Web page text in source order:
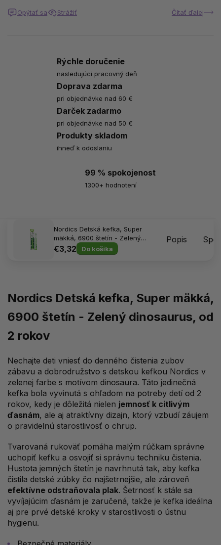
Čítať ďalej
Opýtať sa Strážiť
Rýchle doručenie
nasledujúci pracovný deň
Doprava zdarma
pri objednávke nad 60 €
Darček zadarmo
pri objednávke nad 50 €
Produkty skladom
ihneď k odoslaniu
99 % spokojenost
1300+ hodnotení
Nordics Detská kefka, Super
mäkká, 6900 štetín - Zelený
dinosaurus, od 2 rokov
€3,32 Do košíka
Popis
Nordics Detská kefka, Super mäkká,
6900 štetín - Zelený dinosaurus, od
2 rokov
Nechajte deti vniesť do denného čistenia zubov
zábavu a dobrodružstvo s detskou kefkou Nordics v
zelenej farbe s motívom dinosaura. Táto jedinečná
kefka bola vyvinutá s ohľadom na potreby detí od 2
rokov, kedy je dôležitá nielen jemnosť k citlivým
ďasnám, ale aj atraktívny dizajn, ktorý vzbudí záujem
o pravidelnú starostlivosť o chrup.
Tvarovaná rukoväť pomáha malým rúčkam správne
uchopiť kefku a osvojiť si správnu techniku čistenia.
Hustota jemných štetín je navrhnutá tak, aby kefka
čistila detské zúbky čo najšetrnejšie, ale zároveň
efektívne odstraňovala plak. Šetrnosť k stále sa
vyvíjajúcim ďasnám je zaručená, takže je kefka ideálna
aj pre prvé detské kroky v starostlivosti o ústnu
hygienu.